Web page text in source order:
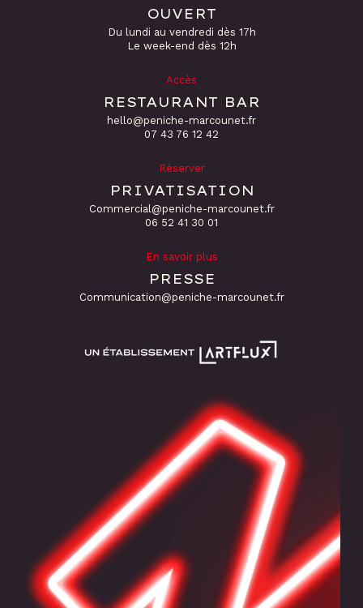
OUVERT
Du lundi au vendredi dès 17h
Le week-end dès 12h
Accès
RESTAURANT BAR
hello@peniche-marcounet.fr
‭07 43 76 12 42
Réserver
PRIVATISATION
Commercial@peniche-marcounet.fr
06 52 41 30 01
En savoir plus
PRESSE
Communication@peniche-marcounet.fr